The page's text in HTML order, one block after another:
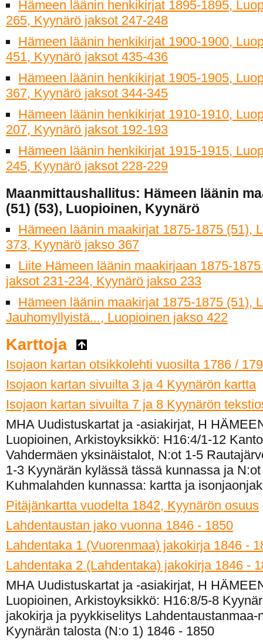
Hämeen läänin henkikirjat 1895-1895,
265, Kyynärö jaksot 247-248
Hämeen läänin henkikirjat 1900-1900,
451, Kyynärö jaksot 435-436
Hämeen läänin henkikirjat 1905-1905,
367, Kyynärö jaksot 344-345
Hämeen läänin henkikirjat 1910-1910,
207, Kyynärö jaksot 192-193
Hämeen läänin henkikirjat 1915-1915,
245, Kyynärö jaksot 228-229
Maanmittaushallitus: Hämeen läänin
(51) (53), Luopioinen, Kyynärö
Hämeen läänin maakirjat 1875-1875 (51),
373, Kyynärö jakso 367
Liite Hämeen läänin maakirjaan 1875-
jaksot 231-234, Kyynärö jakso 233
Hämeen läänin maakirjat 1875-1875 (51),
Jauhomyllyistä..., Luopioinen jakso 422
Karttoja
Isojaon kartan otsikkolehti vuosilta 1786 /
Isojaon kartan sivuilta 3 ja 4 Kyynärön kartta
Isojaon kartan sivuilta 7 ja 8 Kyynärön
MHA Uudistuskartat ja -asiakirjat, H
Luopioinen, Arkistoyksikkö: H16:4/1-12
Vahdermäen yksinäistalot, N:ot 1-5
1-3 Kyynärän kylässä tässä kunnassa ja
Kuhmalahden kunnassa: kartta ja
Pitäjänkartta vuodelta 1842, Kyynärön osuus
Lahdentaustan jako vuonna 1846 - 1850
Lahdentaka 1 (Vuorenmaa) jakokirja 1846 -
Lahdentaka 2 (Lahdentaka) jakokirja 1846 -
MHA Uudistuskartat ja -asiakirjat, H
Luopioinen, Arkistoyksikkö: H16:8/5-8
jakokirja ja pyykkiselitys Lahdentaustanmaa-
Kyynärän talosta (N:o 1) 1846 - 1850